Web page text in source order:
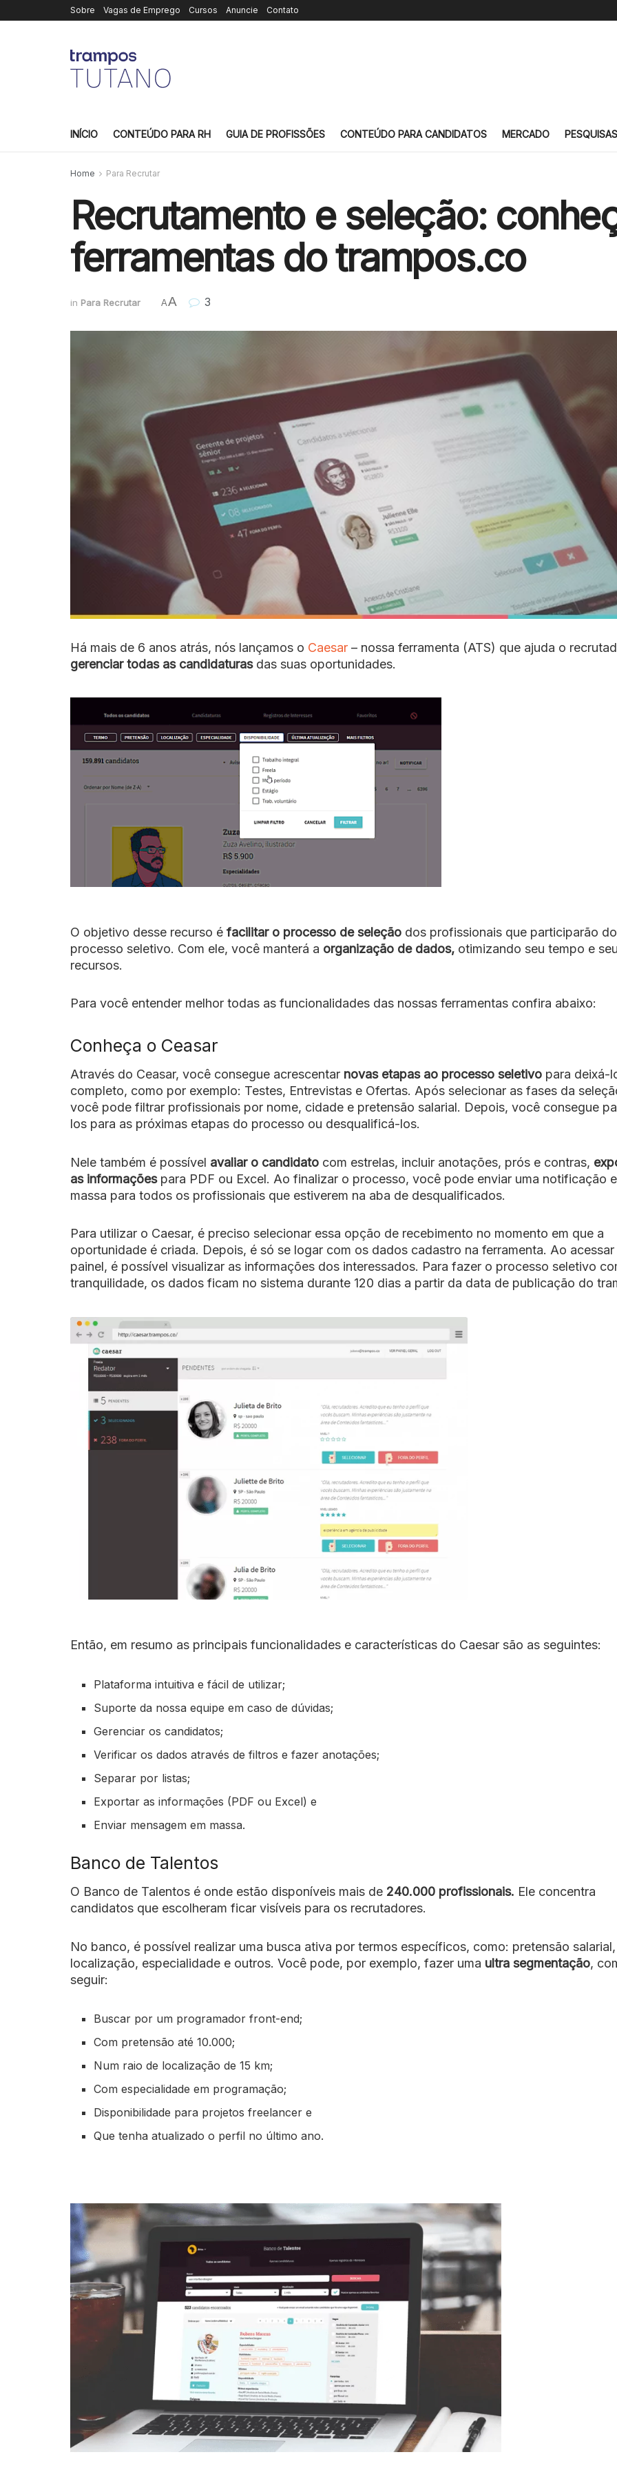
Sobre Vagas de Emprego Cursos Anuncie Contato
INÍCIO CONTEÚDO PARA RH GUIA DE PROFISSÕES CONTEÚDO PARA CANDIDATOS MERCADO PESQUISAS
Home Para Recrutar
Recrutamento e seleção:
ferramentas do trampos.co
in Para Recrutar AA 3
Há mais de 6 anos atrás, nós lançamos o Caesar – nossa ferramenta (ATS) que ajuda o
gerenciar todas as candidaturasdas suas oportunidades.
O objetivo desse recurso é facilitar o processo de seleção dos profissionais que participarão
processo seletivo. Com ele, você manterá a organização de dados, otimizando seu tempo e
recursos.
Para você entender melhor todas as funcionalidades das nossas ferramentas confira abaixo:
Conheça o Ceasar
Através do Ceasar, você consegue acrescentar novas etapas ao processo seletivo para deixá-
completo, como por exemplo: Testes, Entrevistas e Ofertas. Após selecionar as fases da
você pode filtrar profissionais por nome, cidade e pretensão salarial. Depois, você consegue
los para as próximas etapas do processo ou desqualificá-los.
Nele também é possível avaliar o candidato com estrelas, incluir anotações, prós e contras,
as informaçõespara PDF ou Excel. Ao finalizar o processo, você pode enviar uma notificação
massa para todos os profissionais que estiverem na aba de desqualificados.
Para utilizar o Caesar, é preciso selecionar essa opção de recebimento no momento em que a
oportunidade é criada. Depois, é só se logar com os dados cadastro na ferramenta. Ao
painel, é possível visualizar as informações dos interessados. Para fazer o processo seletivo
tranquilidade, os dados ficam no sistema durante 120 dias a partir da data de publicação do
Então, em resumo as principais funcionalidades e características do Caesar são as seguintes:
Plataforma intuitiva e fácil de utilizar;
Suporte da nossa equipe em caso de dúvidas;
Gerenciar os candidatos;
Verificar os dados através de filtros e fazer anotações;
Separar por listas;
Exportar as informações (PDF ou Excel) e
Enviar mensagem em massa.
Banco de Talentos
O Banco de Talentos é onde estão disponíveis mais de 240.000 profissionais. Ele concentra
candidatos que escolheram ficar visíveis para os recrutadores.
No banco, é possível realizar uma busca ativa por termos específicos, como: pretensão salarial,
localização, especialidade e outros. Você pode, por exemplo, fazer uma ultra segmentação,
seguir:
Buscar por um programador front-end;
Com pretensão até 10.000;
Num raio de localização de 15 km;
Com especialidade em programação;
Disponibilidade para projetos freelancer e
Que tenha atualizado o perfil no último ano.